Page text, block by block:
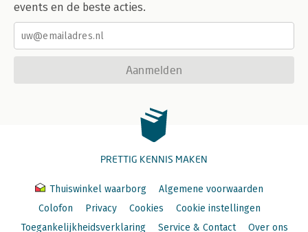
events en de beste acties.
Aanmelden
PRETTIG KENNIS MAKEN
Thuiswinkel waarborg
Algemene voorwaarden
Colofon
Privacy Cookies
Cookie instellingen
Toegankelijkheidsverklaring
Service & Contact Over ons